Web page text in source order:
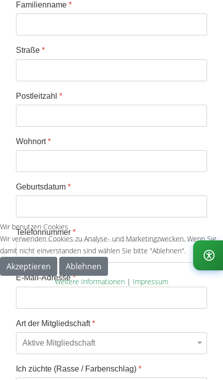
Familienname *
Straße *
Postleitzahl *
Wohnort*
Geburtsdatum *
Telefonnummer *
E-Mail-Adresse*
Art der Mitgliedschaft*
Ich züchte (Rasse / Farbenschlag) *
Wir benutzen Cookies
Wir verwenden Cookies zu Analyse- und Marketingzwecken. Wenn Sie
damit nicht einverstanden sind wählen Sie bitte "Ablehnen".
Akzeptieren Ablehnen
Weitere Informationen | Impressum